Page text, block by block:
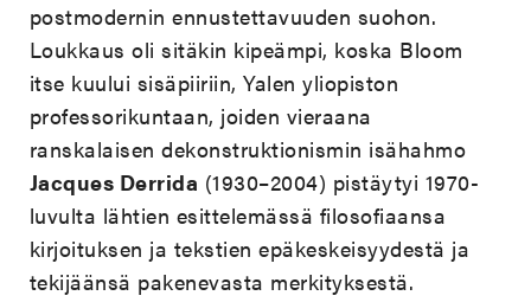
postmodernin ennustettavuuden suohon.
Loukkaus oli sitäkin kipeämpi, koska Bloom
itse kuului sisäpiiriin, Yalen yliopiston
professorikuntaan, joiden vieraana
ranskalaisen dekonstruktionismin isähahmo
Jacques Derrida (1930–2004) pistäytyi 1970-
luvulta lähtien esittelemässä filosofiaansa
kirjoituksen ja tekstien epäkeskeisyydestä ja
tekijäänsä pakenevasta merkityksestä.